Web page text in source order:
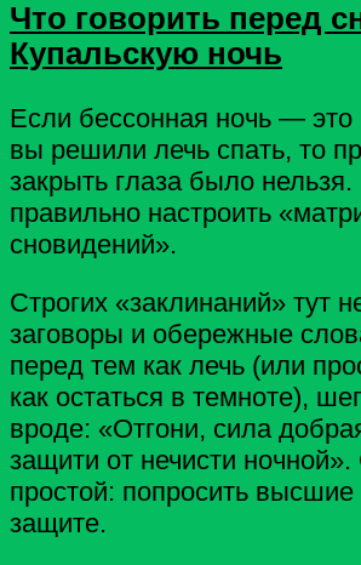
Что говорить перед
Купальскую ночь
Если бессонная ночь — это
вы решили лечь спать, то
закрыть глаза было
правильно настроить
сновидений».
Строгих «заклинаний» тут
заговоры и обережные
перед тем как лечь (или
как остаться в темноте),
вроде: «Отгони, сила
защити от нечисти
простой: попросить
защите.